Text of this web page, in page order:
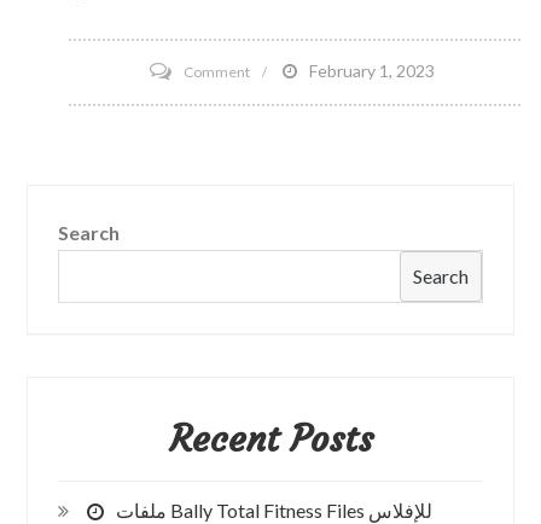
Commenton
مجموعة
متوفرة
sale
February 1, 2023
Search
Search
Recent Posts
ملفات Bally Total Fitness Files للإفلاس